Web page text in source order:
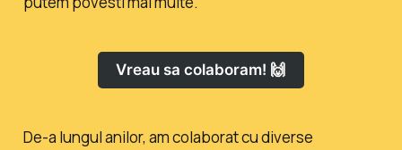
Vreau sa colaboram! 🙌
De-a lungul anilor, am colaborat cu diverse